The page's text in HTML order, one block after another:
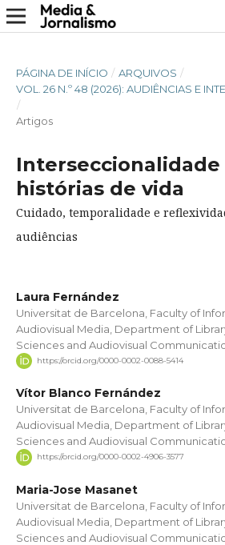
PÁGINA DE INÍCIO / ARQUIVOS /
VOL. 26 N.º 48 (2026): AUDIÊNCIAS E
/
Artigos
Interseccionalidade
histórias de vida
Cuidado, temporalidade e
audiências
Laura Fernández
Universitat de Barcelona, Faculty of
Audiovisual Media, Department of
Sciences and Audiovisual
https://orcid.org/0000-0002-0088-5414
Vítor Blanco Fernández
Universitat de Barcelona, Faculty of
Audiovisual Media, Department of
Sciences and Audiovisual
https://orcid.org/0000-0002-4906-3577
Maria-Jose Masanet
Universitat de Barcelona, Faculty of
Audiovisual Media, Department of
Sciences and Audiovisual